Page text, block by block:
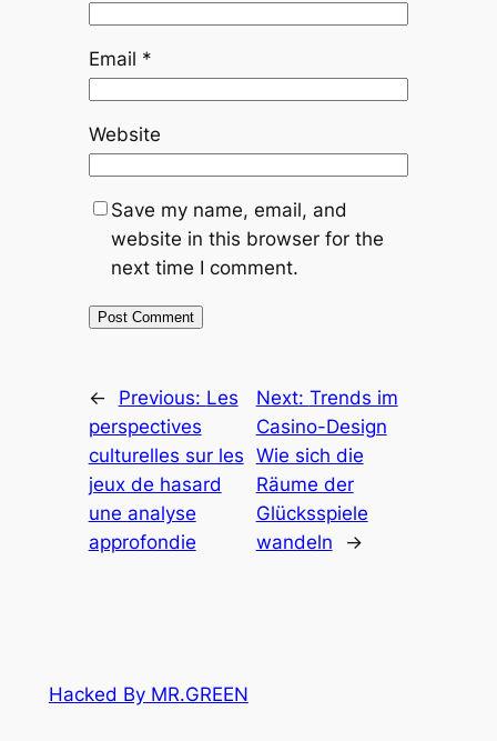
Email *
Website
Save my name, email, and
website in this browser for the
next time I comment.
← Previous: Les
perspectives
culturelles sur les
jeux de hasard
une analyse
approfondie
Next: Trends im
Casino-Design
Wie sich die
Räume der
Glücksspiele
wandeln
→
Hacked By MR.GREEN